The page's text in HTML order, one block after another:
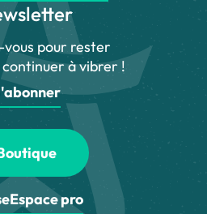
pour rester
à vibrer !
Espace pro